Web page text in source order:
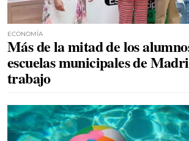
ECONOMÍA
Más de la mitad de los
escuelas municipales de
trabajo